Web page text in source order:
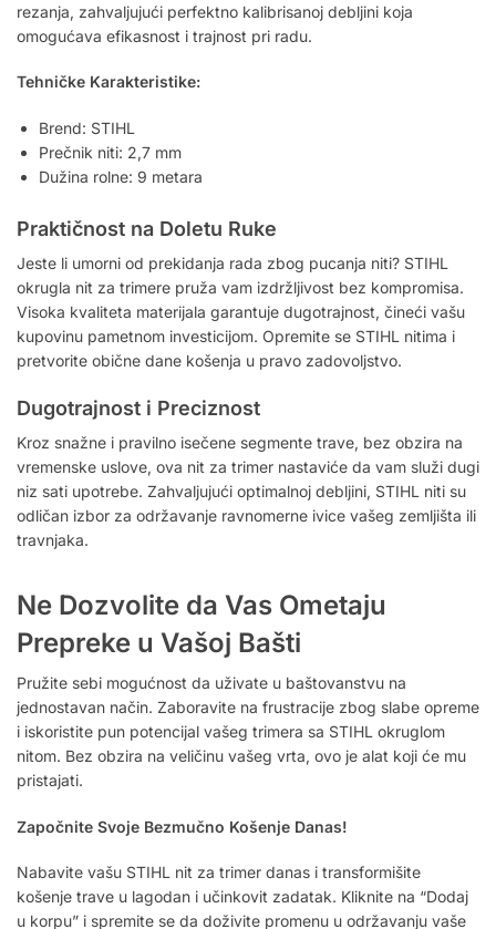
rezanja, zahvaljujući perfektno kalibrisanoj debljini koja
omogućava efikasnost i trajnost pri radu.
Tehničke Karakteristike:
Brend: STIHL
Prečnik niti: 2,7 mm
Dužina rolne: 9 metara
Praktičnost na Doletu Ruke
Jeste li umorni od prekidanja rada zbog pucanja niti? STIHL
okrugla nit za trimere pruža vam izdržljivost bez kompromisa.
Visoka kvaliteta materijala garantuje dugotrajnost, čineći vašu
kupovinu pametnom investicijom. Opremite se STIHL nitima i
pretvorite obične dane košenja u pravo zadovoljstvo.
Dugotrajnost i Preciznost
Kroz snažne i pravilno isečene segmente trave, bez obzira na
vremenske uslove, ova nit za trimer nastaviće da vam služi dugi
niz sati upotrebe. Zahvaljujući optimalnoj debljini, STIHL niti su
odličan izbor za održavanje ravnomerne ivice vašeg zemljišta ili
travnjaka.
Ne Dozvolite da Vas Ometaju
Prepreke u Vašoj Bašti
Pružite sebi mogućnost da uživate u baštovanstvu na
jednostavan način. Zaboravite na frustracije zbog slabe opreme
i iskoristite pun potencijal vašeg trimera sa STIHL okruglom
nitom. Bez obzira na veličinu vašeg vrta, ovo je alat koji će mu
pristajati.
Započnite Svoje Bezmučno Košenje Danas!
Nabavite vašu STIHL nit za trimer danas i transformišite
košenje trave u lagodan i učinkovit zadatak. Kliknite na “Dodaj
u korpu” i spremite se da doživite promenu u održavanju vaše